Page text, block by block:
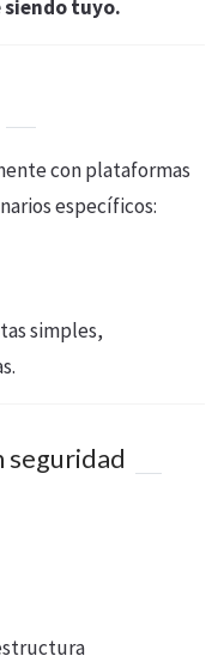
tuyo.
con plataformas
específicos:
simples,
seguridad